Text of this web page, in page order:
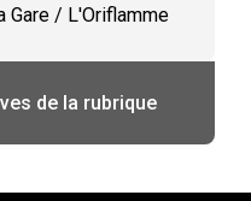
Gare / L'Oriflamme
de la rubrique